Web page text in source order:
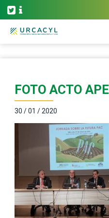
FOTO ACTO
30 / 01 / 2020